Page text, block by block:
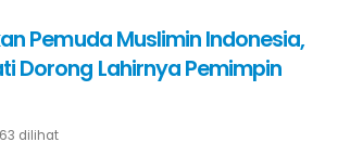
Pemuda Muslimin Indonesia,
Dorong Lahirnya Pemimpin
dilihat